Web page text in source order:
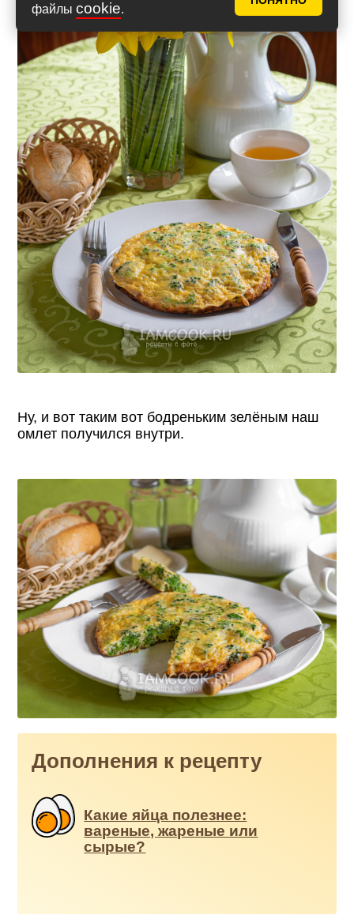
файлы cookie.
Ну, и вот таким вот бодреньким зелёным наш
омлет получился внутри.
Дополнения к рецепту
Какие яйца полезнее:
вареные, жареные или
сырые?